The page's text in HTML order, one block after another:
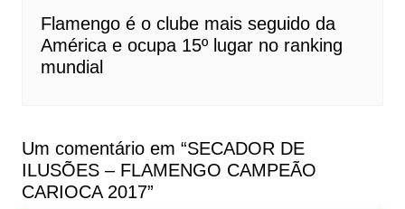
Flamengo é o clube mais seguido da
América e ocupa 15º lugar no ranking
mundial
Um comentário em “SECADOR DE
ILUSÕES – FLAMENGO CAMPEÃO
CARIOCA 2017”